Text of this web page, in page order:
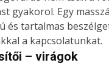
gyakorol. Egy
és tartalmas
a kapcsolatunkat.
– virágok